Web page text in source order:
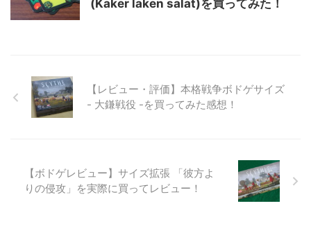
(Kaker laken salat)を買ってみた！
【レビュー・評価】本格戦争ボドゲサイズ
- 大鎌戦役 -を買ってみた感想！
【ボドゲレビュー】サイズ拡張 「彼方よ
りの侵攻」を実際に買ってレビュー！